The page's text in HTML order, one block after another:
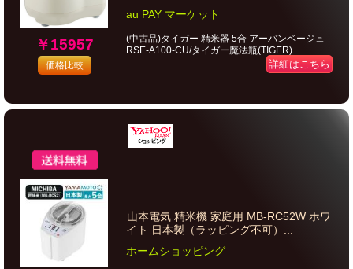
￥15957
価格比較
au PAY マーケット
(中古品)タイガー 精米器 5合 アーバンベージュ
RSE-A100-CU/タイガー魔法瓶(TIGER)...
詳細はこちら
山本電気 精米機 家庭用 MB-RC52W ホワ
イト 日本製（ラッピング不可）...
ホームショッピング